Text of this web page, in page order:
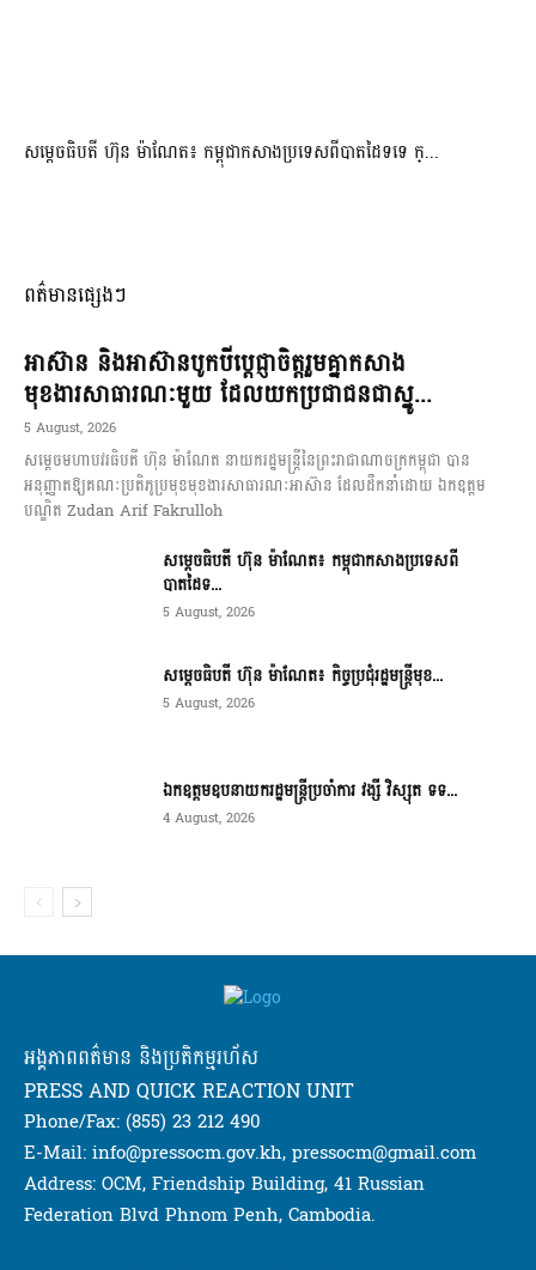
សម្ដេចធិបតី ហ៊ុន ម៉ាណែត៖ កម្ពុជាកសាងប្រទេសពីបាតដៃទទេ ក្...
ពត៌មានផ្សេងៗ
អាស៊ាន និងអាស៊ានបូកបីប្តេជ្ញាចិត្តរួមគ្នាកសាង
មុខងារសាធារណៈមួយ ដែលយកប្រជាជនជាស្នូ...
5 August, 2026
សម្តេចមហាបវរធិបតី ហ៊ុន ម៉ាណែត នាយករដ្ឋមន្ត្រីនៃព្រះរាជាណាចក្រកម្ពុជា បាន
អនុញ្ញាតឱ្យគណៈប្រតិភូប្រមុខមុខងារសាធារណៈអាស៊ាន ដែលដឹកនាំដោយ ឯកឧត្តម
បណ្ឌិត Zudan Arif Fakrulloh
សម្ដេចធិបតី ហ៊ុន ម៉ាណែត៖ កម្ពុជាកសាងប្រទេសពី
បាតដៃទ...
5 August, 2026
សម្ដេចធិបតី ហ៊ុន ម៉ាណែត៖ កិច្ចប្រជុំរដ្ឋមន្ត្រីមុខ...
5 August, 2026
ឯកឧត្តមឧបនាយករដ្ឋមន្ត្រីប្រចាំការ វង្សី វិស្សុត ទទ...
4 August, 2026
អង្គភាពពត៌មាន និងប្រតិកម្មរហ័ស
PRESS AND QUICK REACTION UNIT
Phone/Fax: (855) 23 212 490
E-Mail: info@pressocm.gov.kh, pressocm@gmail.com
Address: OCM, Friendship Building, 41 Russian
Federation Blvd Phnom Penh, Cambodia.